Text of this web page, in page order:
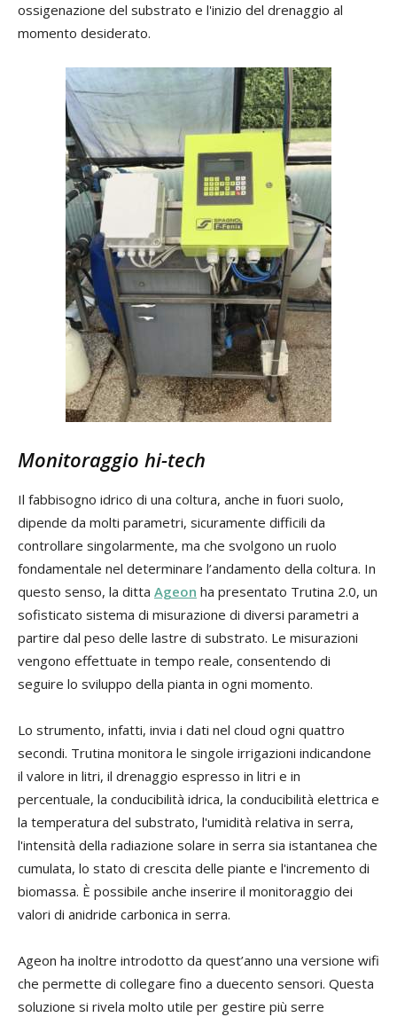
ossigenazione del substrato e l'inizio del drenaggio al
momento desiderato.
Monitoraggio hi-tech
Il fabbisogno idrico di una coltura, anche in fuori suolo,
dipende da molti parametri, sicuramente difficili da
controllare singolarmente, ma che svolgono un ruolo
fondamentale nel determinare l’andamento della coltura. In
questo senso, la ditta Ageon ha presentato Trutina 2.0, un
sofisticato sistema di misurazione di diversi parametri a
partire dal peso delle lastre di substrato. Le misurazioni
vengono effettuate in tempo reale, consentendo di
seguire lo sviluppo della pianta in ogni momento.
Lo strumento, infatti, invia i dati nel cloud ogni quattro
secondi. Trutina monitora le singole irrigazioni indicandone
il valore in litri, il drenaggio espresso in litri e in
percentuale, la conducibilità idrica, la conducibilità elettrica e
la temperatura del substrato, l'umidità relativa in serra,
l'intensità della radiazione solare in serra sia istantanea che
cumulata, lo stato di crescita delle piante e l'incremento di
biomassa. È possibile anche inserire il monitoraggio dei
valori di anidride carbonica in serra.
Ageon ha inoltre introdotto da quest’anno una versione wifi
che permette di collegare fino a duecento sensori. Questa
soluzione si rivela molto utile per gestire più serre